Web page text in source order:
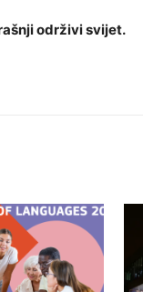
održivi svijet.